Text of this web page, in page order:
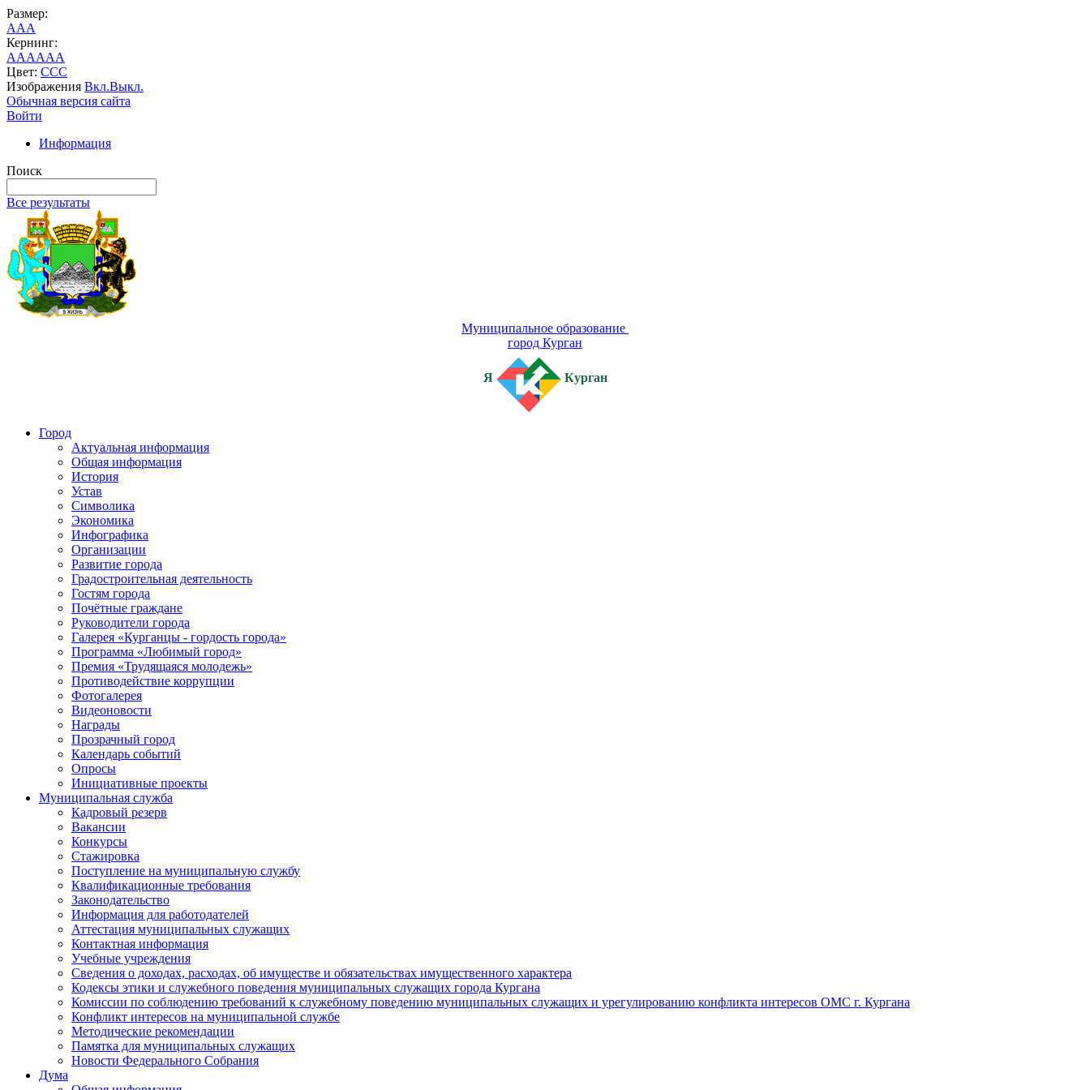
Размер:
AAA
Кернинг:
AAAAAA
Цвет: CCC
Изображения Вкл.Выкл.
Обычная версия сайта
Войти
Информация
Поиск
Все результаты
Муниципальное образование
город Курган
Я Курган
Город
Актуальная информация
Общая информация
История
Устав
Символика
Экономика
Инфографика
Организации
Развитие города
Градостроительная деятельность
Гостям города
Почётные граждане
Руководители города
Галерея «Курганцы - гордость города»
Программа «Любимый город»
Премия «Трудящаяся молодежь»
Противодействие коррупции
Фотогалерея
Видеоновости
Награды
Прозрачный город
Календарь событий
Опросы
Инициативные проекты
Муниципальная служба
Кадровый резерв
Вакансии
Конкурсы
Стажировка
Поступление на муниципальную службу
Квалификационные требования
Законодательство
Информация для работодателей
Аттестация муниципальных служащих
Контактная информация
Учебные учреждения
Сведения о доходах, расходах, об имуществе и обязательствах имущественного характера
Кодексы этики и служебного поведения муниципальных служащих города Кургана
Комиссии по соблюдению требований к служебному поведению муниципальных служащих и урегулированию конфликта интересов ОМС г. Кургана
Конфликт интересов на муниципальной службе
Методические рекомендации
Памятка для муниципальных служащих
Новости Федерального Cобрания
Дума